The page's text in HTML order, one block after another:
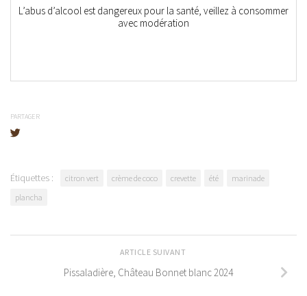
L’abus d’alcool est dangereux pour la santé, veillez à consommer
avec modération
PARTAGER
Étiquettes : citron vert crème de coco crevette été
marinade
plancha
ARTICLE SUIVANT
Pissaladière, Château Bonnet blanc 2024